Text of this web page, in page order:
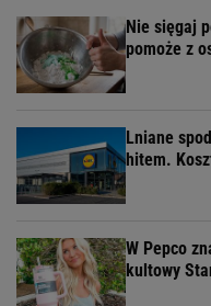
Nie sięgaj
pomoże z
Lniane
hitem.
W Pepco
kultowy